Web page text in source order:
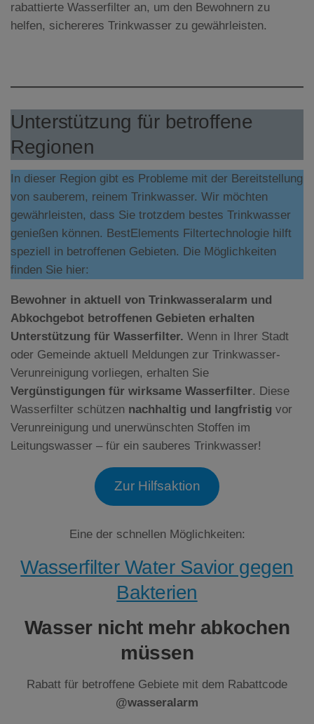
rabattierte Wasserfilter an, um den Bewohnern zu
helfen, sichereres Trinkwasser zu gewährleisten.
Unterstützung für betroffene
Regionen
In dieser Region gibt es Probleme mit der Bereitstellung
von sauberem, reinem Trinkwasser. Wir möchten
gewährleisten, dass Sie trotzdem bestes Trinkwasser
genießen können. BestElements Filtertechnologie hilft
speziell in betroffenen Gebieten. Die Möglichkeiten
finden Sie hier:
Bewohner in aktuell von Trinkwasseralarm und
Abkochgebot betroffenen Gebieten erhalten
Unterstützung für Wasserfilter. Wenn in Ihrer Stadt
oder Gemeinde aktuell Meldungen zur Trinkwasser-
Verunreinigung vorliegen, erhalten Sie
Vergünstigungen für wirksame Wasserfilter. Diese
Wasserfilter schützen nachhaltig und langfristig vor
Verunreinigung und unerwünschten Stoffen im
Leitungswasser – für ein sauberes Trinkwasser!
Zur Hilfsaktion
Eine der schnellen Möglichkeiten:
Wasserfilter Water Savior gegen
Bakterien
Wasser nicht mehr abkochen
müssen
Rabatt für betroffene Gebiete mit dem Rabattcode
@wasseralarm